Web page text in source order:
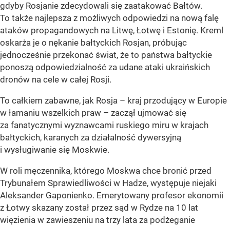
gdyby Rosjanie zdecydowali się zaatakować Bałtów.
To także najlepsza z możliwych odpowiedzi na nową falę
ataków propagandowych na Litwę, Łotwę i Estonię. Kreml
oskarża je o nękanie bałtyckich Rosjan, próbując
jednocześnie przekonać świat, że to państwa bałtyckie
ponoszą odpowiedzialność za udane ataki ukraińskich
dronów na cele w całej Rosji.
To całkiem zabawne, jak Rosja – kraj przodujący w Europie
w łamaniu wszelkich praw – zaczął ujmować się
za fanatycznymi wyznawcami ruskiego miru w krajach
bałtyckich, karanych za działalność dywersyjną
i wysługiwanie się Moskwie.
W roli męczennika, którego Moskwa chce bronić przed
Trybunałem Sprawiedliwości w Hadze, występuje niejaki
Aleksander Gaponienko. Emerytowany profesor ekonomii
z Łotwy skazany został przez sąd w Rydze na 10 lat
więzienia w zawieszeniu na trzy lata za podżeganie